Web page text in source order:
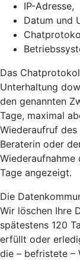
IP-Adresse,
Datum und
Das
Unterhaltung
den genannten
Tage, maximal
Wiederaufruf
Beraterin oder
Tage angezeigt.
Die
Wir löschen Ihre
spätestens 120
erfüllt oder
die – befristete –